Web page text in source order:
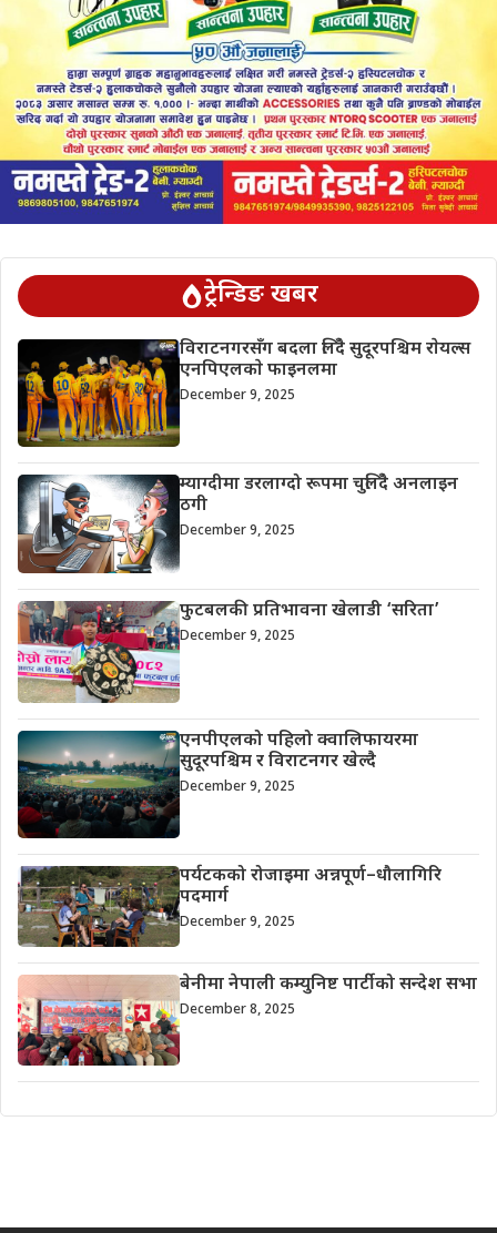
ट्रेन्डिङ खबर
विराटनगरसँग बदला लिँदै सुदूरपश्चिम राेयल्स
एनपिएलकाे फाइनलमा
December 9, 2025
म्याग्दीमा डरलाग्दो रूपमा चुलिँदै अनलाइन
ठगी
December 9, 2025
फुटबलकी प्रतिभावना खेलाडी ‘सरिता’
December 9, 2025
एनपीएलको पहिलो क्वालिफायरमा
सुदूरपश्चिम र विराटनगर खेल्दै
December 9, 2025
पर्यटकको रोजाइमा अन्नपूर्ण–धौलागिरि
पदमार्ग
December 9, 2025
बेनीमा नेपाली कम्युनिष्ट पार्टीको सन्देश सभा
December 8, 2025